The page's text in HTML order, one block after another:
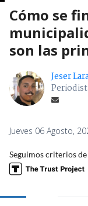
Cómo se
son las
Jeser
Jueves 06 Agosto,
Seguimos criterios de